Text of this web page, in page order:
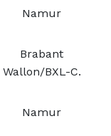
Namur
Brabant
Wallon/BXL-C.
Namur